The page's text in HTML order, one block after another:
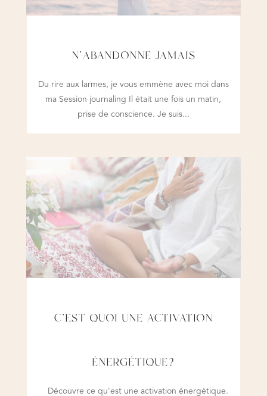
N’ABANDONNE JAMAIS
Du rire aux larmes, je vous emmène avec moi dans
ma Session journaling Il était une fois un matin,
prise de conscience. Je suis...
C’EST QUOI UNE ACTIVATION
ÉNERGÉTIQUE?
Découvre ce qu'est une activation énergétique.